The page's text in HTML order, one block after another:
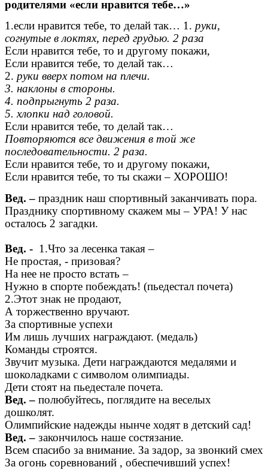
родителями «если нравится тебе…»
1.если нравится тебе, то делай так… 1. руки,
согнутые в локтях, перед грудью. 2 раза
Если нравится тебе, то и другому покажи,
Если нравится тебе, то делай так…
2. руки вверх потом на плечи.
3. наклоны в стороны.
4. подпрыгнуть 2 раза.
5. хлопки над головой.
Если нравится тебе, то делай так…
Повторяются все движения в той же
последовательности. 2 раза.
Если нравится тебе, то и другому покажи,
Если нравится тебе, то ты скажи – ХОРОШО!
Вед. – праздник наш спортивный заканчивать пора.
Празднику спортивному скажем мы – УРА! У нас
осталось 2 загадки.
Вед. - 1.Что за лесенка такая –
Не простая, - призовая?
На нее не просто встать –
Нужно в спорте побеждать! (пьедестал почета)
2.Этот знак не продают,
А торжественно вручают.
За спортивные успехи
Им лишь лучших награждают. (медаль)
Команды строятся.
Звучит музыка. Дети награждаются медалями и
шоколадками с символом олимпиады.
Дети стоят на пьедестале почета.
Вед. – полюбуйтесь, поглядите на веселых
дошколят.
Олимпийские надежды нынче ходят в детский сад!
Вед. – закончилось наше состязание.
Всем спасибо за внимание. За задор, за звонкий смех
За огонь соревнований , обеспечивший успех!